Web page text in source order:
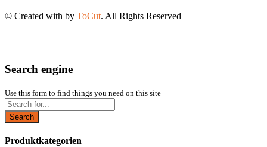
© Created with by ToCut. All Rights Reserved
Search engine
Use this form to find things you need on this site
Search
Produktkategorien